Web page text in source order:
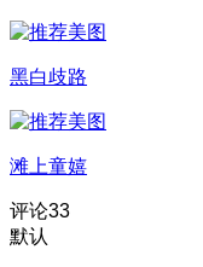
黑白歧路
滩上童嬉
评论33
默认